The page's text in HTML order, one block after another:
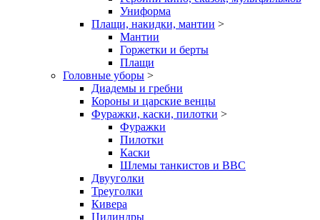
Униформа
Плащи, накидки, мантии >
Мантии
Горжетки и берты
Плащи
Головные уборы >
Диадемы и гребни
Короны и царские венцы
Фуражки, каски, пилотки >
Фуражки
Пилотки
Каски
Шлемы танкистов и ВВС
Двууголки
Треуголки
Кивера
Цилиндры